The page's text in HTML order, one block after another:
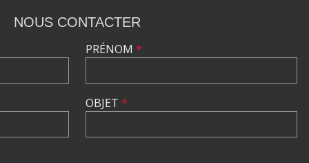
NOUS CONTACTER
PRÉNOM *
OBJET *